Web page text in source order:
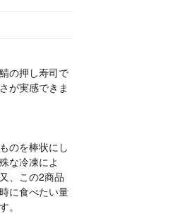
の押し寿司で
が実感できま
のを棒状にし
な冷凍によ
、この2商品
に食べたい量
。